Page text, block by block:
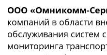
ООО «Омникомм-
компаний в области
обслуживания систем
мониторинга